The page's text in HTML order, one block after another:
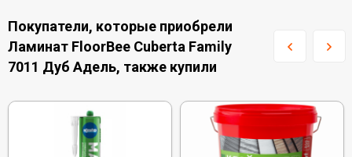
Покупатели, которые приобрели
Ламинат FloorBee Cuberta Family
7011 Дуб Адель, также купили